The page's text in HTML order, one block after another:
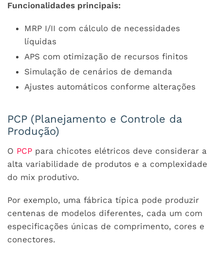
Funcionalidades principais:
MRP I/II com cálculo de necessidades
líquidas
APS com otimização de recursos finitos
Simulação de cenários de demanda
Ajustes automáticos conforme alterações
PCP (Planejamento e Controle da
Produção)
O PCP para chicotes elétricos deve considerar a
alta variabilidade de produtos e a complexidade
do mix produtivo.
Por exemplo, uma fábrica típica pode produzir
centenas de modelos diferentes, cada um com
especificações únicas de comprimento, cores e
conectores.